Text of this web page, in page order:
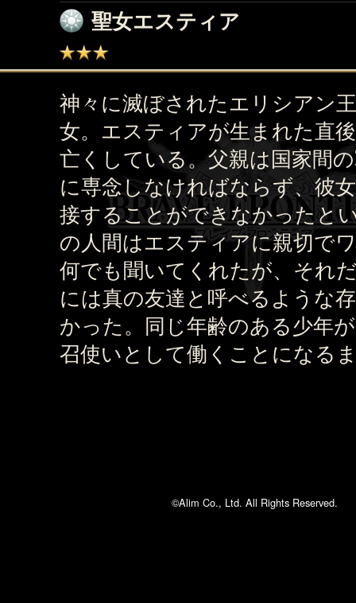
聖女エスティア
神々に滅ぼされたエリシアン
女。エスティアが生まれた直
亡くしている。父親は国家間
に専念しなければならず、彼
接することができなかったと
の人間はエスティアに親切で
何でも聞いてくれたが、それ
には真の友達と呼べるような
かった。同じ年齢のある少年
召使いとして働くことになる
©Alim Co., Ltd. All Rights Reserved.